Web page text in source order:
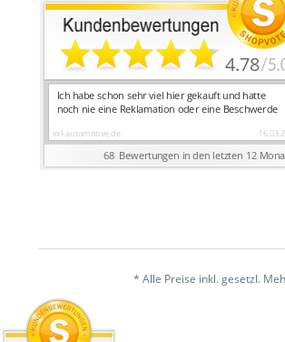
* Alle Preise inkl. gesetzl.